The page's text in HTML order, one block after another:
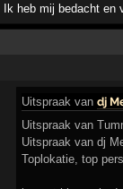
Ik heb mij bedacht en
Uitspraak vandj
Uitspraak van
Uitspraak van dj
Toplokatie, top